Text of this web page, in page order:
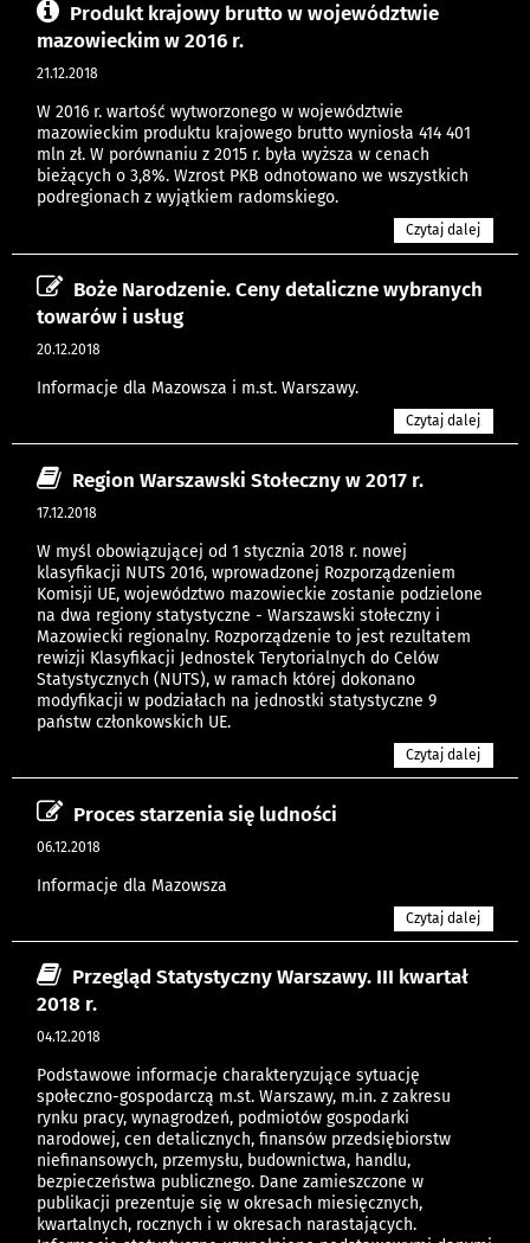
Produkt krajowy brutto w województwie
mazowieckim w 2016 r.
21.12.2018
W 2016 r. wartość wytworzonego w województwie
mazowieckim produktu krajowego brutto wyniosła 414 401
mln zł. W porównaniu z 2015 r. była wyższa w cenach
bieżących o 3,8%. Wzrost PKB odnotowano we wszystkich
podregionach z wyjątkiem radomskiego.
Czytaj dalej
Boże Narodzenie. Ceny detaliczne wybranych
towarów i usług
20.12.2018
Informacje dla Mazowsza i m.st. Warszawy.
Czytaj dalej
Region Warszawski Stołeczny w 2017 r.
17.12.2018
W myśl obowiązującej od 1 stycznia 2018 r. nowej
klasyfikacji NUTS 2016, wprowadzonej Rozporządzeniem
Komisji UE, województwo mazowieckie zostanie podzielone
na dwa regiony statystyczne - Warszawski stołeczny i
Mazowiecki regionalny. Rozporządzenie to jest rezultatem
rewizji Klasyfikacji Jednostek Terytorialnych do Celów
Statystycznych (NUTS), w ramach której dokonano
modyfikacji w podziałach na jednostki statystyczne 9
państw członkowskich UE.
Czytaj dalej
Proces starzenia się ludności
06.12.2018
Informacje dla Mazowsza
Czytaj dalej
Przegląd Statystyczny Warszawy. III kwartał
2018 r.
04.12.2018
Podstawowe informacje charakteryzujące sytuację
społeczno-gospodarczą m.st. Warszawy, m.in. z zakresu
rynku pracy, wynagrodzeń, podmiotów gospodarki
narodowej, cen detalicznych, finansów przedsiębiorstw
niefinansowych, przemysłu, budownictwa, handlu,
bezpieczeństwa publicznego. Dane zamieszczone w
publikacji prezentuje się w okresach miesięcznych,
kwartalnych, rocznych i w okresach narastających.